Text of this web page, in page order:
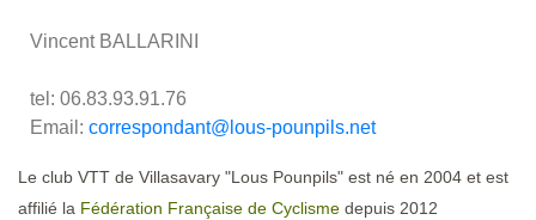
Vincent BALLARINI
tel: 06.83.93.91.76
Email: correspondant@lous-pounpils.net
Le club VTT de Villasavary "Lous Pounpils" est né en 2004 et est
affilié la Fédération Française de Cyclisme depuis 2012